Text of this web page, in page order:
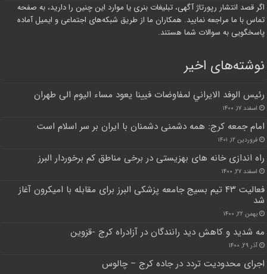
اگر قصد انتشار رپورتاژ آگهی، تبلیغات بنری یا موارد این چنین را دارید، به صفحه
تماس با ما مراجعه نمایید. همکاران ما از طریق شبکه‌های اجتماعی و ایمیل آماده
پاسخگویی به سوالات شما هستند.
نوشته‌های اخیر
رئيس الوفد الايراني لمفاوضات فيينا يعود مساء اليوم الى طهران
اسفند ۱۷, ۱۴۰۰
امام جمعه کرج: همه دشمنی دشمنان با ایران بر سر اسلام است
فروردین ۱۲, ۱۴۰۱
راه اندازی خانه های بهزیستی در برخی مناطق کم برخوردار البرز
اسفند ۲۷, ۱۴۰۰
فعالیت ۴۳ تیم بسیج جامعه پزشکی البرز برای مقابله با امیکرون آغاز
شد
بهمن ۲۲, ۱۴۰۰
مه شدید و کاهش دید رانندگان در آزادراه کرج -قزوین
آذر ۲۹, ۱۴۰۰
اجرای محدودیت تردد در جاده کرج – چالوس